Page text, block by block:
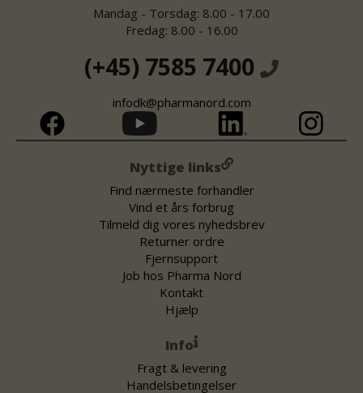
Mandag - Torsdag: 8.00 - 17.00
Fredag: 8.00 - 16.00
(+45) 7585 7400
infodk@pharmanord.com
Nyttige links
Find nærmeste forhandler
Vind et års forbrug
Tilmeld dig vores nyhedsbrev
Returner ordre
Fjernsupport
Job hos Pharma Nord
Kontakt
Hjælp
Info
Fragt & levering
Handelsbetingelser